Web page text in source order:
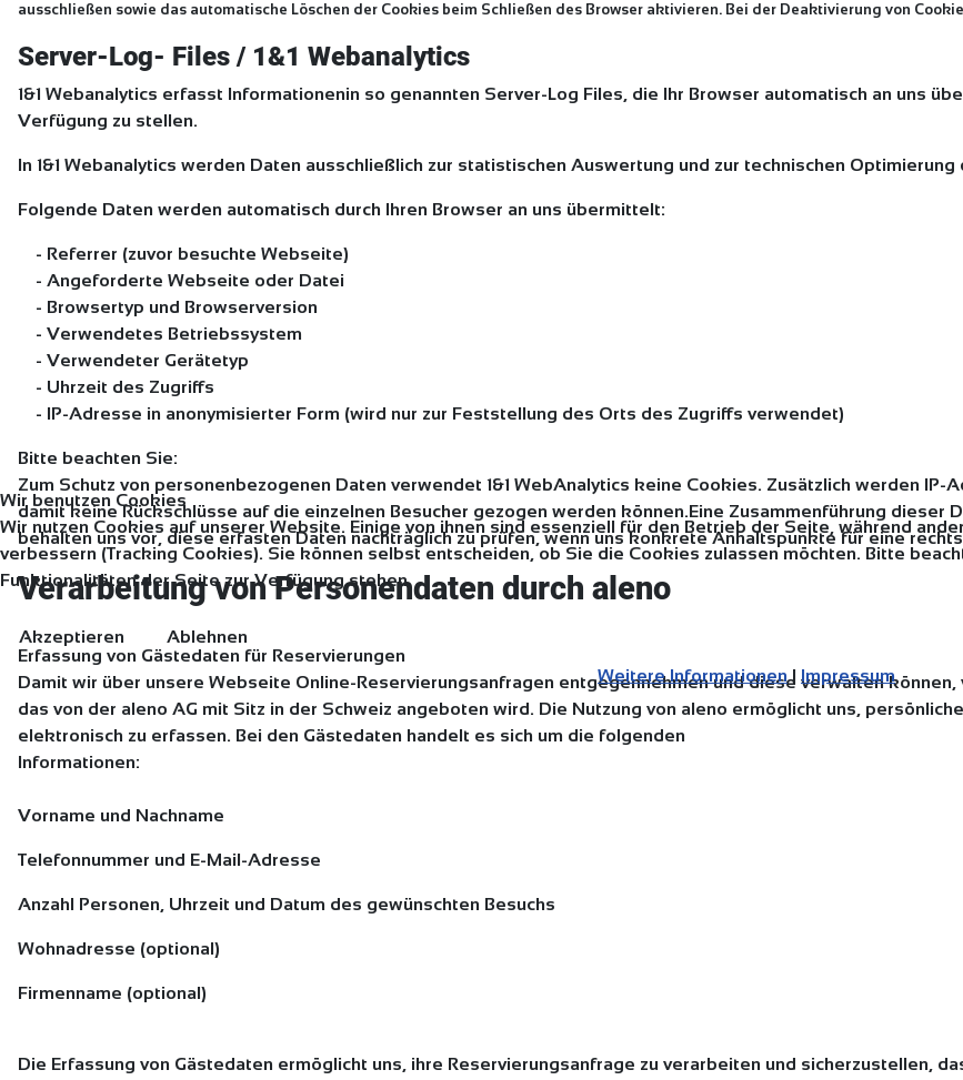
ausschließen sowie das automatische Löschen der Cookies beim Schließen des Browser aktivieren. Bei der Deaktivierung von
Server-Log- Files / 1&1 Webanalytics
1&1 Webanalytics erfasst Informationenin so genannten Server-Log Files, die Ihr Browser automatisch an uns
Verfügung zu stellen.
In 1&1 Webanalytics werden Daten ausschließlich zur statistischen Auswertung und zur technischen
Folgende Daten werden automatisch durch Ihren Browser an uns übermittelt:
- Referrer (zuvor besuchte Webseite)
- Angeforderte Webseite oder Datei
- Browsertyp und Browserversion
- Verwendetes Betriebssystem
- Verwendeter Gerätetyp
- Uhrzeit des Zugriffs
- IP-Adresse in anonymisierter Form (wird nur zur Feststellung des Orts des Zugriffs verwendet)
Bitte beachten Sie:
Zum Schutz von personenbezogenen Daten verwendet 1&1 WebAnalytics keine Cookies. Zusätzlich werden
damit keine Rückschlüsse auf die einzelnen Besucher gezogen werden können.Eine Zusammenführung dieser
behalten uns vor, diese erfasten Daten nachträglich zu prüfen, wenn uns konkrete Anhaltspunkte für eine
Verarbeitung von Personendaten durch aleno
Erfassung von Gästedaten für Reservierungen
Damit wir über unsere Webseite Online-Reservierungsanfragen entgegennehmen und diese verwalten
das von der aleno AG mit Sitz in der Schweiz angeboten wird. Die Nutzung von aleno ermöglicht uns,
elektronisch zu erfassen. Bei den Gästedaten handelt es sich um die folgenden
Informationen:
Vorname und Nachname
Telefonnummer und E-Mail-Adresse
Anzahl Personen, Uhrzeit und Datum des gewünschten Besuchs
Wohnadresse (optional)
Firmenname (optional)
Die Erfassung von Gästedaten ermöglicht uns, ihre Reservierungsanfrage zu verarbeiten und sicherzustellen,
Wir benutzen Cookies
Wir nutzen Cookies auf unserer Website. Einige von ihnen sind essenziell für den Betrieb der Seite, während
verbessern (Tracking Cookies). Sie können selbst entscheiden, ob Sie die Cookies zulassen möchten. Bitte
Funktionalitäten der Seite zur Verfügung stehen.
Akzeptieren Ablehnen
Weitere Informationen| Impressum